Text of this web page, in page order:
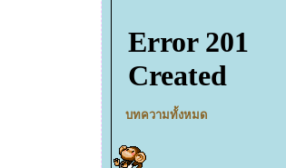
บทความทั้งหมด